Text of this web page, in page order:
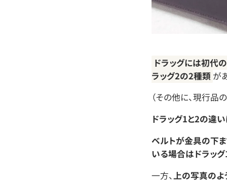
ドラッグには初代
ラッグ2の2種類 が
（その他に、現行品
ドラッグ1と2の違
ベルトが金具の下ま
いる場合はドラッ
一方、 上の写真のよ